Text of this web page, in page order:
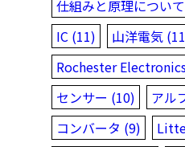
仕組みと原理につい
IC (11)
山洋電気
Rochester
センサー (10)
アル
コンバータ (9)